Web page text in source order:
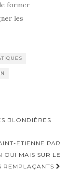
former
les
BLONDIÈRES
ETIENNE PAR
OUI MAIS SUR LE
REMPLAÇANTS